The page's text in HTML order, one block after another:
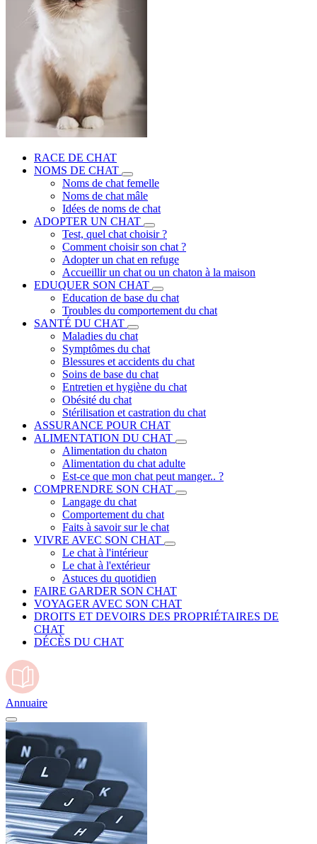
RACE DE CHAT
NOMS DE CHAT
Noms de chat femelle
Noms de chat mâle
Idées de noms de chat
ADOPTER UN CHAT
Test, quel chat choisir ?
Comment choisir son chat ?
Adopter un chat en refuge
Accueillir un chat ou un chaton à la maison
EDUQUER SON CHAT
Education de base du chat
Troubles du comportement du chat
SANTÉ DU CHAT
Maladies du chat
Symptômes du chat
Blessures et accidents du chat
Soins de base du chat
Entretien et hygiène du chat
Obésité du chat
Stérilisation et castration du chat
ASSURANCE POUR CHAT
ALIMENTATION DU CHAT
Alimentation du chaton
Alimentation du chat adulte
Est-ce que mon chat peut manger.. ?
COMPRENDRE SON CHAT
Langage du chat
Comportement du chat
Faits à savoir sur le chat
VIVRE AVEC SON CHAT
Le chat à l'intérieur
Le chat à l'extérieur
Astuces du quotidien
FAIRE GARDER SON CHAT
VOYAGER AVEC SON CHAT
DROITS ET DEVOIRS DES PROPRIÉTAIRES DE
CHAT
DÉCÈS DU CHAT
Annuaire